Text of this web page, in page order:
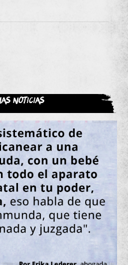
noticias